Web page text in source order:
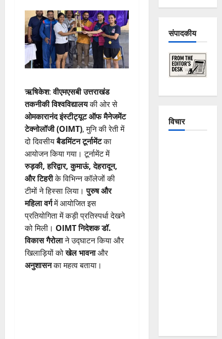
ऋषिकेश:वीएमएसबी उत्तराखंड
तकनीकी विश्वविद्यालयकी ओर से
ओमकारानंद इंस्टीट्यूट ऑफ मैनेजमेंट
टेक्नोलॉजी (OIMT), मुनि की रेती में
दो दिवसीयबैडमिंटन टूर्नामेंटका
आयोजन किया गया। टूर्नामेंट में
रुड़की, हरिद्वार, कुमाऊं, देहरादून,
और टिहरीके विभिन्न कॉलेजों की
टीमों ने हिस्सा लिया।पुरुष और
महिला वर्गमें आयोजित इस
प्रतियोगिता में कड़ी प्रतिस्पर्धा देखने
को मिली। OIMT निदेशक डॉ.
विकास गैरोलाने उद्घाटन किया और
खिलाड़ियों कोखेल भावनाऔर
अनुशासनका महत्व बताया।
संपादकीय
विचार